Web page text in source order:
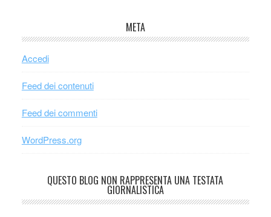
META
Accedi
Feed dei contenuti
Feed dei commenti
WordPress.org
QUESTO BLOG NON RAPPRESENTA UNA TESTATA
GIORNALISTICA